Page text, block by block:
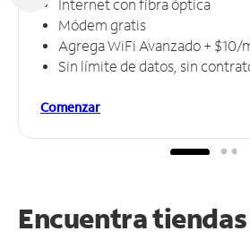
Internet con fibra óptica
Módem gratis
Agrega WiFi Avanzado + $10/
Sin límite de datos, sin
Comenzar
Encuentra